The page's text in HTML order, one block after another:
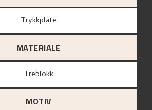
Trykkplate
MATERIALE
treblokk
MOTIV